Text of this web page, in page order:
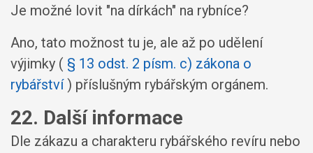
Je možné lovit "na dírkách" na rybníce?
Ano, tato možnost tu je, ale až po udělení
výjimky ( § 13 odst. 2 písm. c) zákona o
rybářství) příslušným rybářským orgánem.
22. Další informace
Dle zákazu a charakteru rybářského revíru nebo